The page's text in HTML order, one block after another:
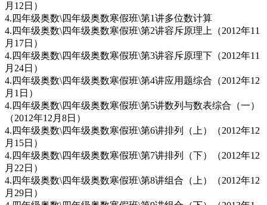
月12日）
4.四年级奥数\四年级奥数寒假班\第1讲多位数计算
4.四年级奥数\四年级奥数寒假班\第2讲容斥原理上（2012年11
月17日）
4.四年级奥数\四年级奥数寒假班\第3讲容斥原理下（2012年11
月24日）
4.四年级奥数\四年级奥数寒假班\第4讲应用题综合（2012年12
月1日）
4.四年级奥数\四年级奥数寒假班\第5讲数列与数表综合（一）
（2012年12月8日）
4.四年级奥数\四年级奥数寒假班\第6讲排列（上）（2012年12
月15日）
4.四年级奥数\四年级奥数寒假班\第7讲排列（下）（2012年12
月22日）
4.四年级奥数\四年级奥数寒假班\第8讲组合（上）（2012年12
月29日）